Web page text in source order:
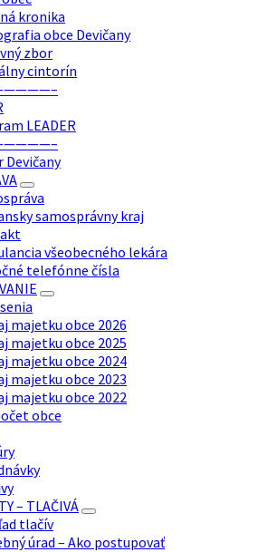
kronika
obce Devičany
zbor
cintorín
LEADER
Devičany
samosprávny kraj
všeobecného lekára
telefónne čísla
majetku obce 2026
majetku obce 2025
majetku obce 2024
majetku obce 2023
majetku obce 2022
obce
– TLAČIVÁ
tlačív
úrad – Ako postupovať